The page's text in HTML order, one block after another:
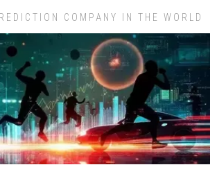
COMPANY IN THE WORLD